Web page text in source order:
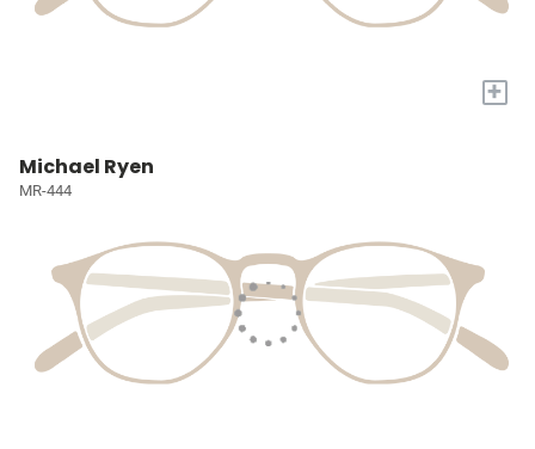
+
Michael Ryen
MR-444